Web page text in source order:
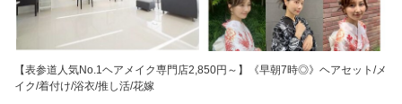
【表参道人気No.1ヘアメイク専門店2,850円～】《早朝7時◎》ヘアセット/メ
イク/着付け/浴衣/推し活/花嫁